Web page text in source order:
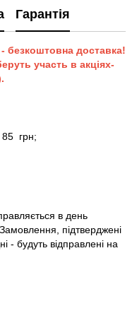
Гарантія
безкоштовна доставка!
участь в акціях-
85 грн;
в день
підтверджені
- будуть відправлені на